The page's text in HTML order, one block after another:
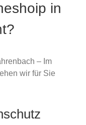
in
– Im
wir für Sie